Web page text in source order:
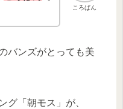
ころぱん
バンズがとっても美
グ「朝モス」が、